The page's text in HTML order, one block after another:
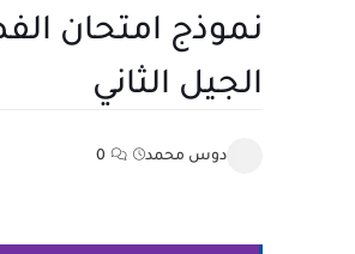
الجيل الثاني
دوس محمد 0